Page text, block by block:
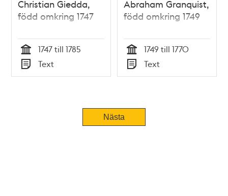
Christian Giedda,
född omkring 1747
Tid
1747 till 1785
Typ
Text
Abraham Granquist,
född omkring 1749
Tid
1749 till 1770
Typ
Text
Nästa